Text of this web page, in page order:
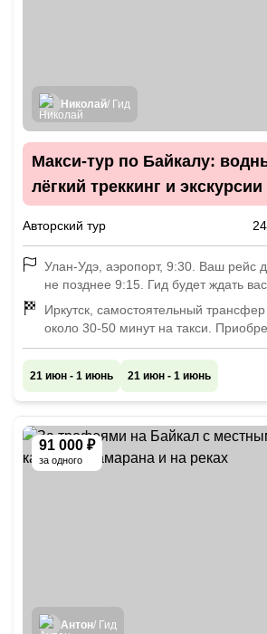
Николай/ Гид
Макси-тур по Байкалу:
лёгкий треккинг и
Авторский тур
Улан-Удэ, аэропорт, 9:30. Ваш рейс
не позднее 9:15. Гид будет ждать
аэропорта. Если вы прибываете
программы, сообщите нам название
вы планируете остановиться. Мы
отель утром перед общей встречей в
Иркутск, самостоятельный
около 30-50 минут на такси.
билеты можно на любое удобное
отеля нужно до 12:00.
21 июн - 1 июнь 21 июн - 1 июнь
91 000 ₽
за одного
Антон/ Гид